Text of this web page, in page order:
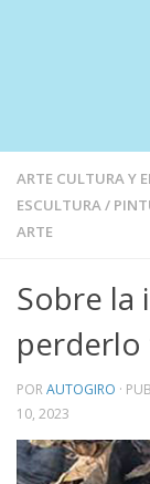
ARTE CULTURA Y
ESCULTURA/
ARTE
Sobre la
PORAUTOGIRO ·
10, 2023